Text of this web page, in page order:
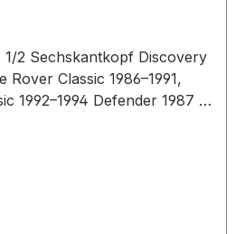
1/2 Sechskantkopf Discovery
Rover Classic 1986–1991,
1992–1994 Defender 1987 -